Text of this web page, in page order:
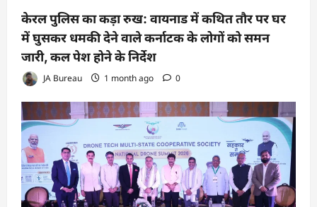
केरल पुलिस का कड़ा रुख: वायनाड में कथित तौर पर घर
में घुसकर धमकी देने वाले कर्नाटक के लोगों को समन
जारी, कल पेश होने के निर्देश
JA Bureau 1 month ago 0